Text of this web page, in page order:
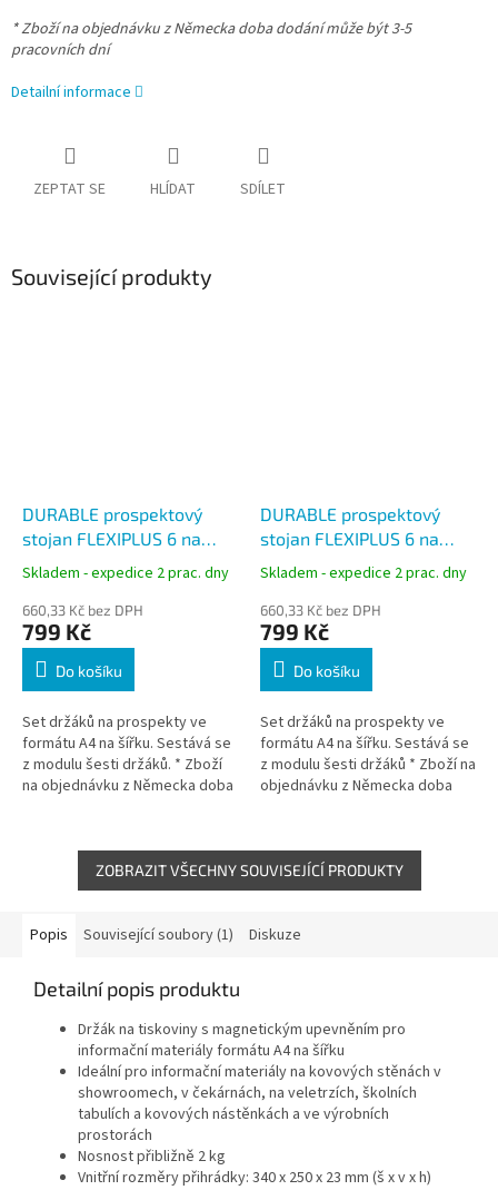
* Zboží na objednávku z Německa doba dodání může být 3-5
pracovních dní
Detailní informace
ZEPTAT SE HLÍDAT SDÍLET
Související produkty
DURABLE prospektový
stojan FLEXIPLUS 6 na
šířku transparentní, pro
formáty A4
Skladem - expedice 2 prac. dny
660,33 Kč bez DPH
799 Kč
Do košíku
Set držáků na prospekty ve
formátu A4 na šířku. Sestává se
z modulu šesti držáků. * Zboží
na objednávku z Německa doba
DURABLE prospektový
stojan FLEXIPLUS 6 na
šířku černý, pro formáty
Skladem - expedice 2 prac. dny
660,33 Kč bez DPH
799 Kč
Do košíku
Set držáků na prospekty ve
formátu A4 na šířku. Sestává se
z modulu šesti držáků * Zboží na
objednávku z Německa doba
ZOBRAZIT VŠECHNY SOUVISEJÍCÍ PRODUKTY
Popis Související soubory (1) Diskuze
Detailní popis produktu
Držák na tiskoviny s magnetickým upevněním pro
informační materiály formátu A4 na šířku
Ideální pro informační materiály na kovových stěnách v
showroomech, v čekárnách, na veletrzích, školních
tabulích a kovových nástěnkách a ve výrobních
prostorách
Nosnost přibližně 2 kg
Vnitřní rozměry přihrádky: 340 x 250 x 23 mm (š x v x h)